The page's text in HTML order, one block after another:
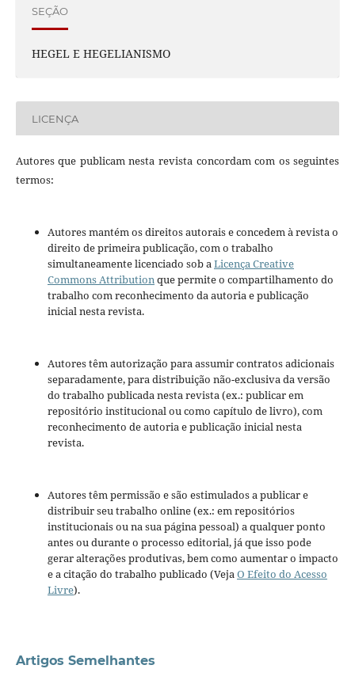
SEÇÃO
HEGEL E HEGELIANISMO
LICENÇA
Autores que publicam nesta revista concordam com os seguintes
termos:
Autores mantém os direitos autorais e concedem à revista o
direito de primeira publicação, com o trabalho
simultaneamente licenciado sob aLicença Creative
Commons Attributionque permite o compartilhamento do
trabalho com reconhecimento da autoria e publicação
inicial nesta revista.
Autores têm autorização para assumir contratos adicionais
separadamente, para distribuição não-exclusiva da versão
do trabalho publicada nesta revista (ex.: publicar em
repositório institucional ou como capítulo de livro), com
reconhecimento de autoria e publicação inicial nesta
revista.
Autores têm permissão e são estimulados a publicar e
distribuir seu trabalho online (ex.: em repositórios
institucionais ou na sua página pessoal) a qualquer ponto
antes ou durante o processo editorial, já que isso pode
gerar alterações produtivas, bem como aumentar o impacto
e a citação do trabalho publicado (VejaO Efeito do Acesso
Livre).
Artigos Semelhantes